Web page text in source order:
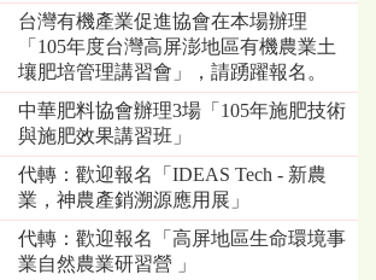
台灣有機產業促進協會在本場辦理
「105年度台灣高屏澎地區有機農業土
壤肥培管理講習會」，請踴躍報名。
中華肥料協會辦理3場「105年施肥技術
與施肥效果講習班」
代轉：歡迎報名「IDEAS Tech - 新農
業，神農產銷溯源應用展」
代轉：歡迎報名「高屏地區生命環境事
業自然農業研習營 」